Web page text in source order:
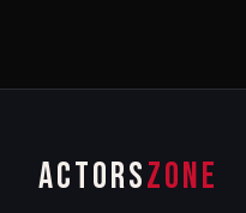
ACTORSZONE